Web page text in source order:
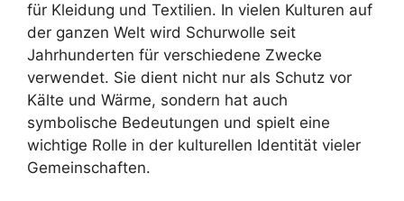
für Kleidung und Textilien. In vielen Kulturen auf
der ganzen Welt wird Schurwolle seit
Jahrhunderten für verschiedene Zwecke
verwendet. Sie dient nicht nur als Schutz vor
Kälte und Wärme, sondern hat auch
symbolische Bedeutungen und spielt eine
wichtige Rolle in der kulturellen Identität vieler
Gemeinschaften.